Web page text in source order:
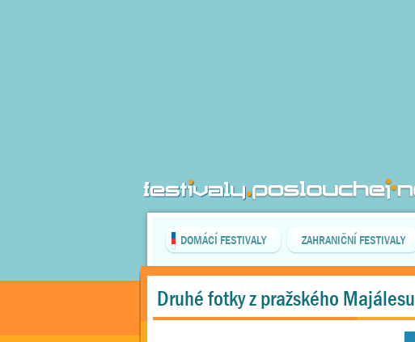
DOMÁCÍ FESTIVALY ZAHRANIČNÍ FESTIVALY
Druhé fotky z pražského Majálesu